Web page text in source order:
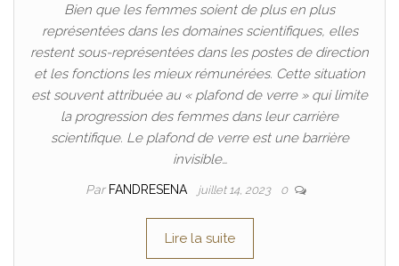
Bien que les femmes soient de plus en plus
représentées dans les domaines scientifiques, elles
restent sous-représentées dans les postes de direction
et les fonctions les mieux rémunérées. Cette situation
est souvent attribuée au « plafond de verre » qui limite
la progression des femmes dans leur carrière
scientifique. Le plafond de verre est une barrière
invisible…
Par FANDRESENA juillet 14, 2023 0
Lire la suite